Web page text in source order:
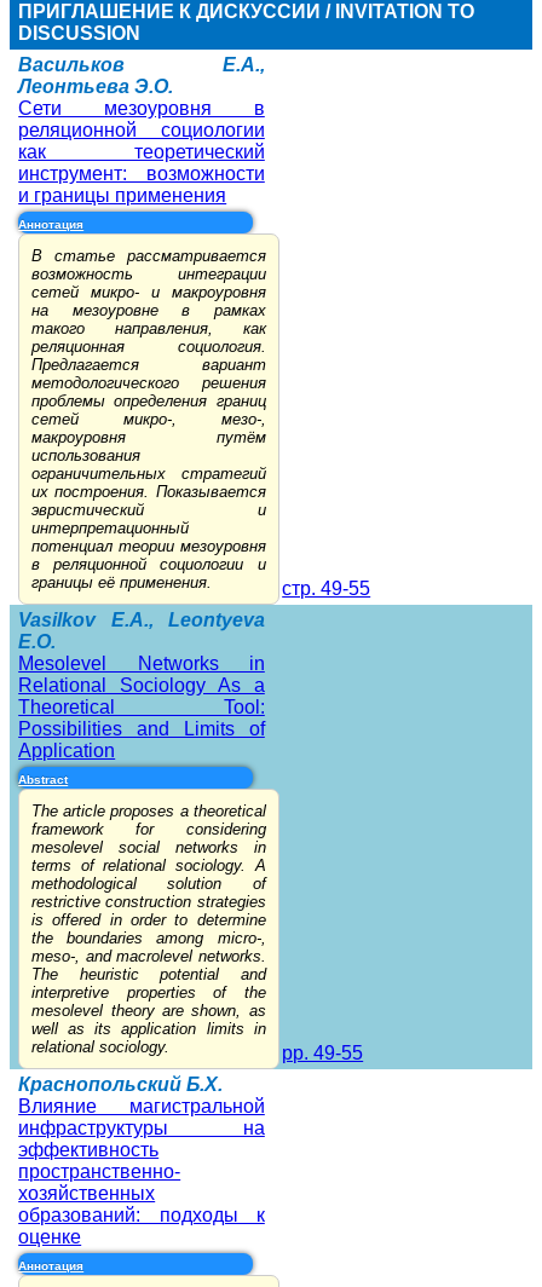
ПРИГЛАШЕНИЕ К ДИСКУССИИ / INVITATION TO
DISCUSSION
Васильков Е.А.,
Леонтьева Э.О.
Сети мезоуровня в
реляционной социологии
как теоретический
инструмент: возможности
и границы применения
Аннотация
В статье рассматривается
возможность интеграции
сетей микро- и макроуровня
на мезоуровне в рамках
такого направления, как
реляционная социология.
Предлагается вариант
методологического решения
проблемы определения границ
сетей микро-, мезо-,
макроуровня путём
использования
ограничительных стратегий
их построения. Показывается
эвристический и
интерпретационный
потенциал теории мезоуровня
в реляционной социологии и
границы её применения.
стр. 49-55
Vasilkov E.A., Leontyeva
E.O.
Mesolevel Networks in
Relational Sociology As a
Theoretical Tool:
Possibilities and Limits of
Application
Abstract
The article proposes a theoretical
framework for considering
mesolevel social networks in
terms of relational sociology. A
methodological solution of
restrictive construction strategies
is offered in order to determine
the boundaries among micro-,
meso-, and macrolevel networks.
The heuristic potential and
interpretive properties of the
mesolevel theory are shown, as
well as its application limits in
relational sociology.
pp. 49-55
Краснопольский Б.Х.
Влияние магистральной
инфраструктуры на
эффективность
пространственно-
хозяйственных
образований: подходы к
оценке
Аннотация